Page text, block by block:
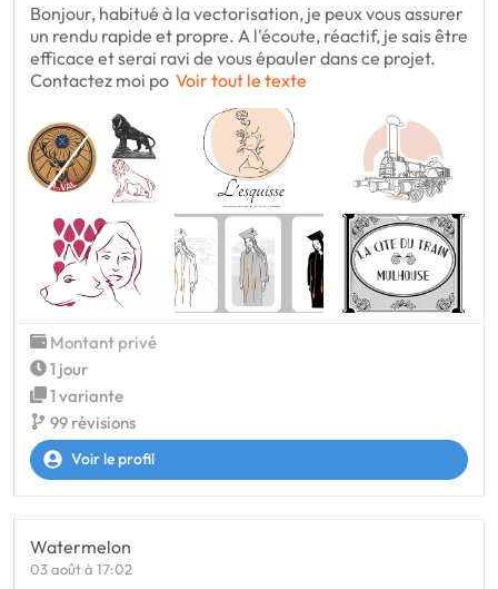
Bonjour, habitué à la vectorisation, je peux vous assurer
un rendu rapide et propre. A l'écoute, réactif, je sais être
efficace et serai ravi de vous épauler dans ce projet.
Contactez moi po Voir tout le texte
Montant privé
1 jour
1 variante
99 révisions
Voir le profil
Watermelon
03 août à 17:02